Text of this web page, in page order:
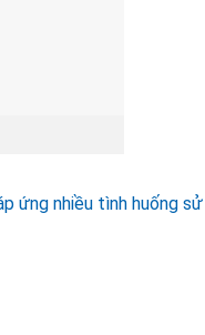
ứng nhiều tình huống sử